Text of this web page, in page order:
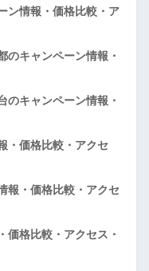
ン情報・価格比較・ア
キャンペーン情報・
キャンペーン情報・
・価格比較・アクセ
報・価格比較・アクセ
格比較・アクセス・